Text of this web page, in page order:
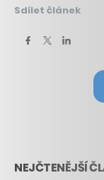
Sdílet článek
NEJČTENĚJŠÍ